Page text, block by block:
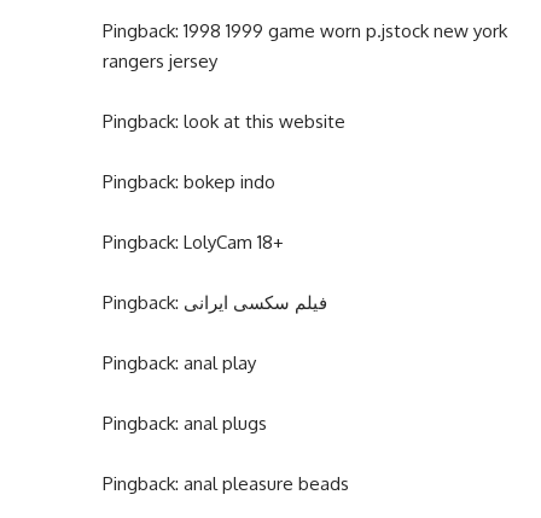
Pingback: 1998 1999 game worn p.jstock new york
rangers jersey
Pingback: look at this website
Pingback: bokep indo
Pingback: LolyCam 18+
Pingback: فیلم سکسی ایرانی
Pingback: anal play
Pingback: anal plugs
Pingback: anal pleasure beads